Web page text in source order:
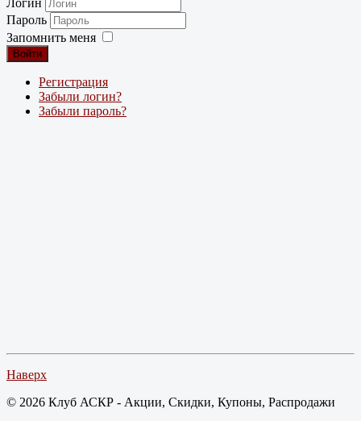
Логин
Пароль
Запомнить меня
Войти
Регистрация
Забыли логин?
Забыли пароль?
Наверх
© 2026 Клуб АСКР - Акции, Скидки, Купоны, Распродажи